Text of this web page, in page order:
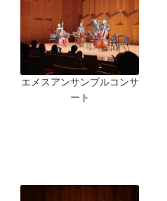
エメスアンサンブルコンサ
ート